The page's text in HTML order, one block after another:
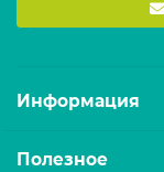
Информация
Полезное